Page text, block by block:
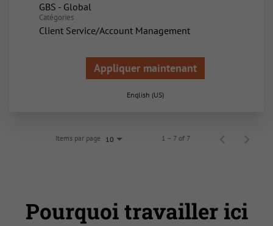
GBS - Global
Catégories
Client Service/Account Management
Appliquer maintenant
English (US)
Items par page 10 1 – 7 of 7
Pourquoi travailler ici